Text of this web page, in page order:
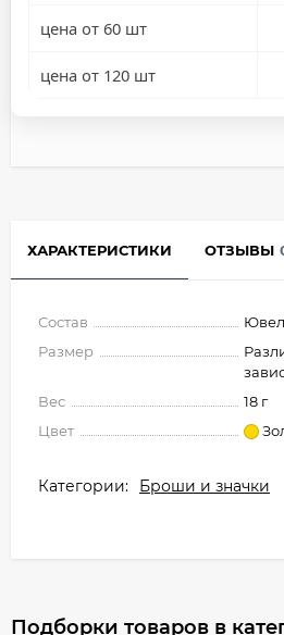
цена от 60 шт
цена от 120 шт
ХАРАКТЕРИСТИКИ ОТЗЫВЫ
Состав
Размер
Вес
18 г
Цвет
Категории: Броши и значки
Подборки товаров в